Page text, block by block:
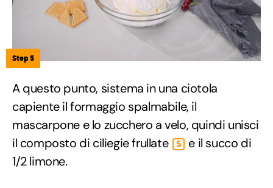
Step 5
A questo punto, sistema in una ciotola
capiente il formaggio spalmabile, il
mascarpone e lo zucchero a velo, quindi unisci
il composto di ciliegie frullate
5
e il succo di
1/2 limone.